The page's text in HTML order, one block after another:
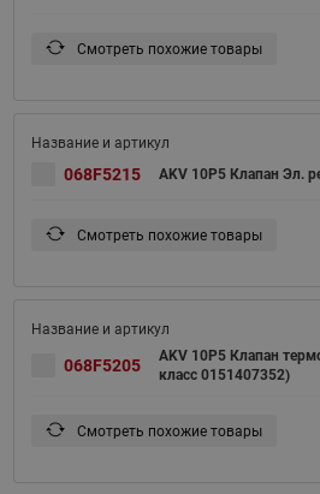
Смотреть похожие товары
068F5215 AKV 10P5 Клапан Эл.
Смотреть похожие товары
068F5205
AKV 10P5 Клапан
класс 0151407352)
Смотреть похожие товары